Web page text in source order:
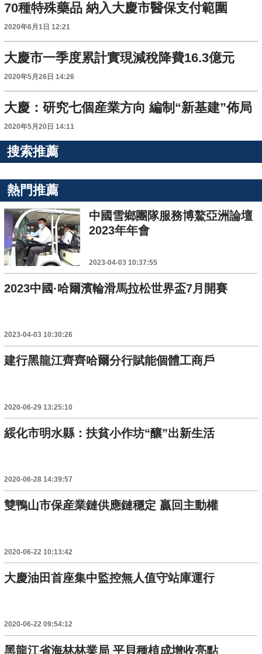
70種特殊藥品 納入大慶市醫保支付範圍
2020年6月1日 12:21
大慶市一季度累計實現減稅降費16.3億元
2020年5月26日 14:26
大慶：研究七個産業方向 編制“新基建”佈局
2020年5月20日 14:11
搜索推薦
熱門推薦
中國雪鄉團隊服務博鰲亞洲論壇
2023年年會
2023-04-03 10:37:55
2023中國·哈爾濱輪滑馬拉松世界盃7月開賽
2023-04-03 10:30:26
建行黑龍江齊齊哈爾分行賦能個體工商戶
2020-06-29 13:25:10
綏化市明水縣：扶貧小作坊“釀”出新生活
2020-06-28 14:39:57
雙鴨山市保産業鏈供應鏈穩定 贏回主動權
2020-06-22 10:13:42
大慶油田首座集中監控無人值守站庫運行
2020-06-22 09:54:12
黑龍江省海林林業局 平貝種植成增收亮點